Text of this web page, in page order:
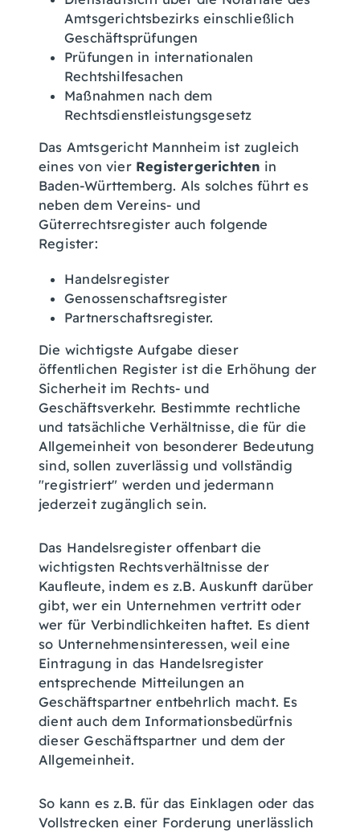
Amtsgerichtsbezirks einschließlich
Geschäftsprüfungen
Prüfungen in internationalen
Rechtshilfesachen
Maßnahmen nach dem
Rechtsdienstleistungsgesetz
Das Amtsgericht Mannheim ist zugleich
eines von vier Registergerichten in
Baden-Württemberg. Als solches führt es
neben dem Vereins- und
Güterrechtsregister auch folgende
Register:
Handelsregister
Genossenschaftsregister
Partnerschaftsregister.
Die wichtigste Aufgabe dieser
öffentlichen Register ist die Erhöhung der
Sicherheit im Rechts- und
Geschäftsverkehr. Bestimmte rechtliche
und tatsächliche Verhältnisse, die für die
Allgemeinheit von besonderer Bedeutung
sind, sollen zuverlässig und vollständig
"registriert" werden und jedermann
jederzeit zugänglich sein.
Das Handelsregister offenbart die
wichtigsten Rechtsverhältnisse der
Kaufleute, indem es z.B. Auskunft darüber
gibt, wer ein Unternehmen vertritt oder
wer für Verbindlichkeiten haftet. Es dient
so Unternehmensinteressen, weil eine
Eintragung in das Handelsregister
entsprechende Mitteilungen an
Geschäftspartner entbehrlich macht. Es
dient auch dem Informationsbedürfnis
dieser Geschäftspartner und dem der
Allgemeinheit.
So kann es z.B. für das Einklagen oder das
Vollstrecken einer Forderung unerlässlich